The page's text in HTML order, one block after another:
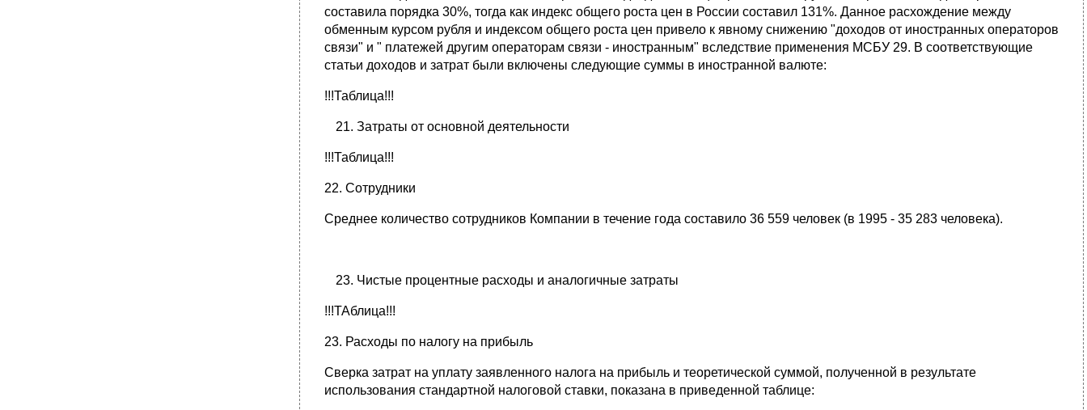
составила порядка 30%, тогда как индекс общего роста цен в России составил 131%. Данное расхождение между
обменным курсом рубля и индексом общего роста цен привело к явному снижению "доходов от иностранных операторов
связи" и " платежей другим операторам связи - иностранным" вследствие применения МСБУ 29. В соответствующие
статьи доходов и затрат были включены следующие суммы в иностранной валюте:
!!!Таблица!!!
Затраты от основной деятельности
!!!Таблица!!!
22. Сотрудники
Среднее количество сотрудников Компании в течение года составило 36 559 человек (в 1995 - 35 283 человека).
Чистые процентные расходы и аналогичные затраты
!!!ТАблица!!!
23. Расходы по налогу на прибыль
Сверка затрат на уплату заявленного налога на прибыль и теоретической суммой, полученной в результате
использования стандартной налоговой ставки, показана в приведенной таблице: